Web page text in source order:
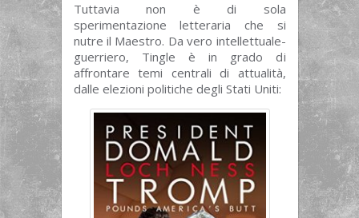
Tuttavia non è di sola
sperimentazione letteraria che si
nutre il Maestro. Da vero intellettuale-
guerriero, Tingle è in grado di
affrontare temi centrali di attualità,
dalle elezioni politiche degli Stati Uniti: